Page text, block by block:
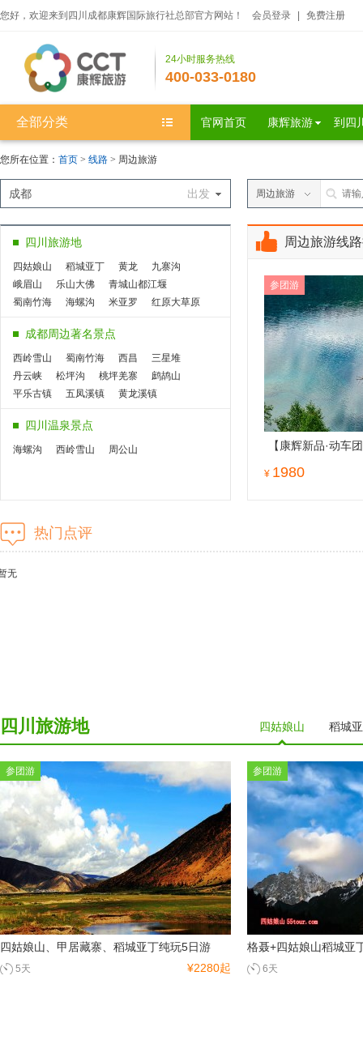
您好，欢迎来到四川成都康辉国际旅行社总部官方网站！ 会员登录 免费注册
24小时服务热线
400-033-0180
全部分类 官网首页 康辉旅游 到四
您所在位置： 首页 > 线路 > 周边旅游
出发
成都 周边旅游
四川旅游地
四姑娘山 稻城亚丁 黄龙
九寨沟
峨眉山
乐山大佛
青城山都江堰
蜀南竹海
海螺沟 米亚罗
红原大草原
丹巴八美
达瓦更扎
西昌
泸沽湖 色达 松坪沟
奶子沟
毕棚沟
丹巴
成都周边著名景点
西岭雪山 蜀南竹海 西昌
三星堆
丹云峡
松坪沟 桃坪羌寨
鹧鸪山
平乐古镇
五凤溪镇
黄龙溪镇
乐山大佛
峨眉山
四川温泉景点
海螺沟 西岭雪山 周公山
五凤溪镇 黄龙溪镇
周边旅游线
参团游
【康辉新品·动车
佛+九寨沟+黄龙
¥ 1980
热门点评
无
四川旅游地 四姑娘山 稻城
参团游
四姑娘山、甲居藏寨、稻城亚丁纯玩5日游
¥2280起
5天
参团游
格聂+四姑娘山稻城亚
6天